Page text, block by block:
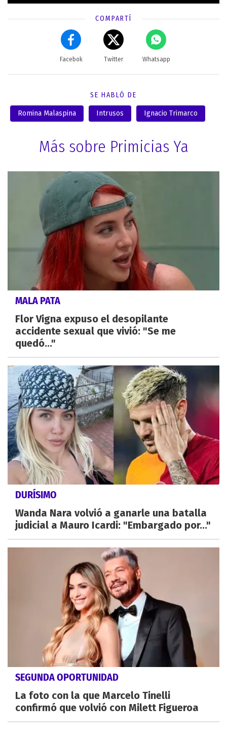
COMPARTÍ
Facebok Twitter Whatsapp
SE HABLÓ DE
Romina Malaspina Intrusos Ignacio Trimarco
Más sobre Primicias Ya
MALA PATA
Flor Vigna expuso el desopilante
accidente sexual que vivió: "Se me
quedó..."
DURÍSIMO
Wanda Nara volvió a ganarle una batalla
judicial a Mauro Icardi: "Embargado por..."
SEGUNDA OPORTUNIDAD
La foto con la que Marcelo Tinelli
confirmó que volvió con Milett Figueroa